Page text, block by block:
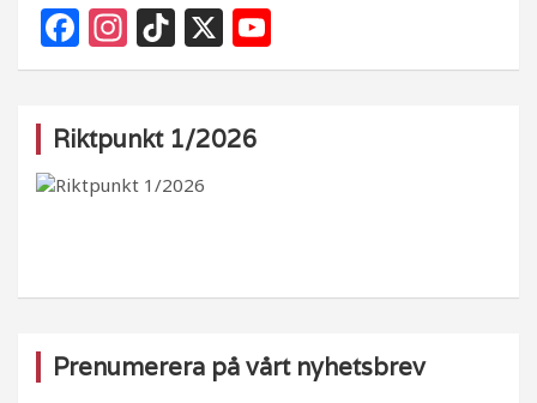
F
a
e
b
k
In
st
g
ra
Ti
k
o
k
X
o
Riktpunkt 1/2026
Prenumerera på vårt nyhetsbrev